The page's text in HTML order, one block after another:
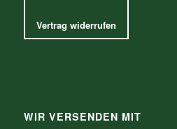
Vertrag widerrufen
WIR VERSENDEN MIT